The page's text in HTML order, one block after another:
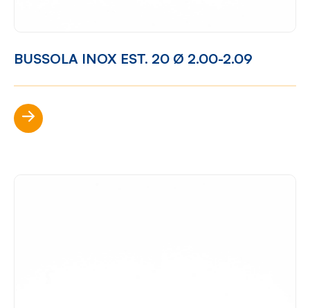
BUSSOLA INOX EST. 20 Ø 2.00-2.09
Scopri di più